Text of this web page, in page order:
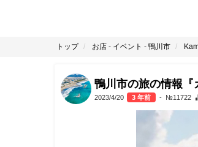
トップ お店 - イベント - 鴨川市
鴨川市の旅の情報
2023/4/20 3 年前 - №11722